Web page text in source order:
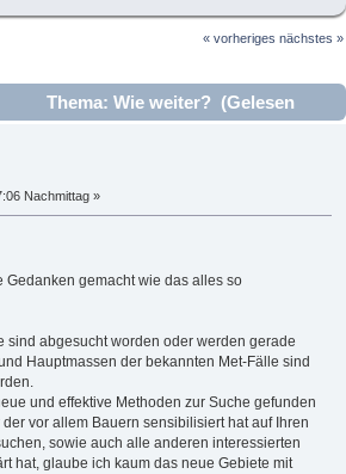
« vorheriges nächstes »
Thema: Wie weiter? (Gelesen
Nachmittag »
Gedanken gemacht wie das alles so
sind abgesucht worden oder werden gerade
Hauptmassen der bekannten Met-Fälle sind
und effektive Methoden zur Suche gefunden
vor allem Bauern sensibilisiert hat auf Ihren
sowie auch alle anderen interessierten
hat, glaube ich kaum das neue Gebiete mit